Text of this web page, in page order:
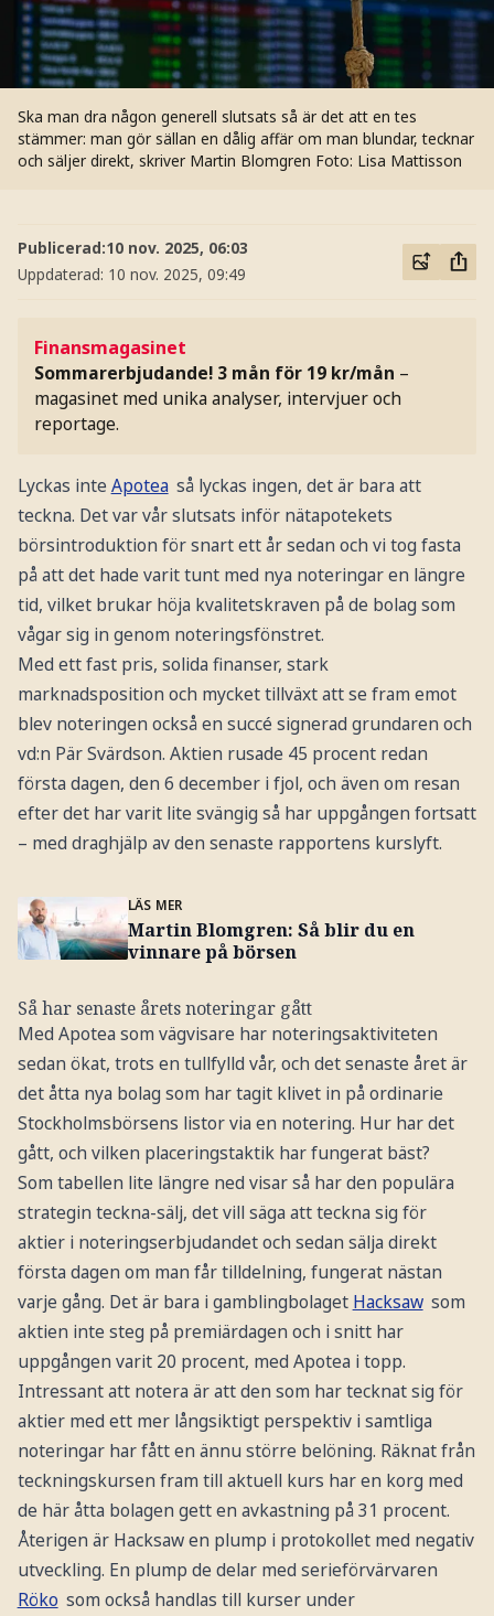
Ska man dra någon generell slutsats så är det att en tes
stämmer: man gör sällan en dålig affär om man blundar, tecknar
och säljer direkt, skriver Martin Blomgren Foto: Lisa Mattisson
Publicerad:10 nov. 2025, 06:03
Uppdaterad: 10 nov. 2025, 09:49
Finansmagasinet
Sommarerbjudande! 3 mån för 19 kr/mån –
magasinet med unika analyser, intervjuer och
reportage.
Lyckas inte Apotea så lyckas ingen, det är bara att
teckna. Det var vår slutsats inför nätapotekets
börsintroduktion för snart ett år sedan och vi tog fasta
på att det hade varit tunt med nya noteringar en längre
tid, vilket brukar höja kvalitetskraven på de bolag som
vågar sig in genom noteringsfönstret.
Med ett fast pris, solida finanser, stark
marknadsposition och mycket tillväxt att se fram emot
blev noteringen också en succé signerad grundaren och
vd:n Pär Svärdson. Aktien rusade 45 procent redan
första dagen, den 6 december i fjol, och även om resan
efter det har varit lite svängig så har uppgången fortsatt
– med draghjälp av den senaste rapportens kurslyft.
LÄS MER
Martin Blomgren: Så blir du en
vinnare på börsen
Så har senaste årets noteringar gått
Med Apotea som vägvisare har noteringsaktiviteten
sedan ökat, trots en tullfylld vår, och det senaste året är
det åtta nya bolag som har tagit klivet in på ordinarie
Stockholmsbörsens listor via en notering. Hur har det
gått, och vilken placeringstaktik har fungerat bäst?
Som tabellen lite längre ned visar så har den populära
strategin teckna-sälj, det vill säga att teckna sig för
aktier i noteringserbjudandet och sedan sälja direkt
första dagen om man får tilldelning, fungerat nästan
varje gång. Det är bara i gamblingbolaget Hacksaw som
aktien inte steg på premiärdagen och i snitt har
uppgången varit 20 procent, med Apotea i topp.
Intressant att notera är att den som har tecknat sig för
aktier med ett mer långsiktigt perspektiv i samtliga
noteringar har fått en ännu större belöning. Räknat från
teckningskursen fram till aktuell kurs har en korg med
de här åtta bolagen gett en avkastning på 31 procent.
Återigen är Hacksaw en plump i protokollet med negativ
utveckling. En plump de delar med serieförvärvaren
Röko som också handlas till kurser under